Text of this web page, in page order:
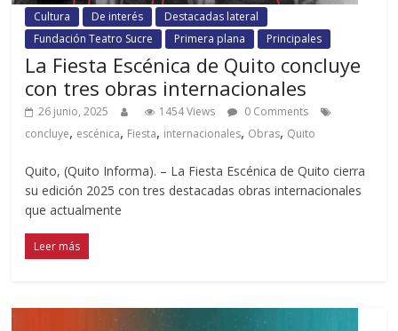
Cultura De interés
Destacadas lateral
Fundación Teatro Sucre
Primera plana Principales
La Fiesta Escénica de Quito concluye
con tres obras internacionales
26 junio, 2025 1454 Views
0 Comments
concluye, escénica, Fiesta, internacionales, Obras, Quito
Quito, (Quito Informa). – La Fiesta Escénica de Quito cierra
su edición 2025 con tres destacadas obras internacionales
que actualmente
Leer más